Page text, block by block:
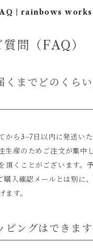
| rainbows works
問（FAQ）
くまでどのくら
から3~7日以内に発送い
生産のためご注文が集中
頂くことがございます。
購入確認メールとは別に
ます。
ピングはできま